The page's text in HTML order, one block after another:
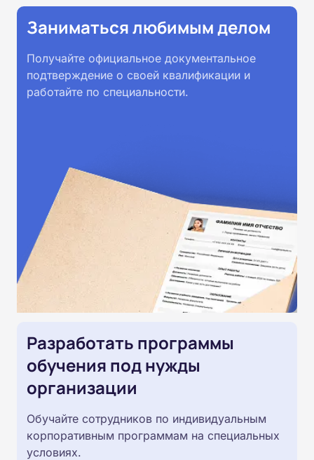
Заниматься любимым делом
Получайте официальное документальное
подтверждение о своей квалификации и
работайте по специальности.
Разработать программы
обучения под нужды
организации
Обучайте сотрудников по индивидуальным
корпоративным программам на специальных
условиях.